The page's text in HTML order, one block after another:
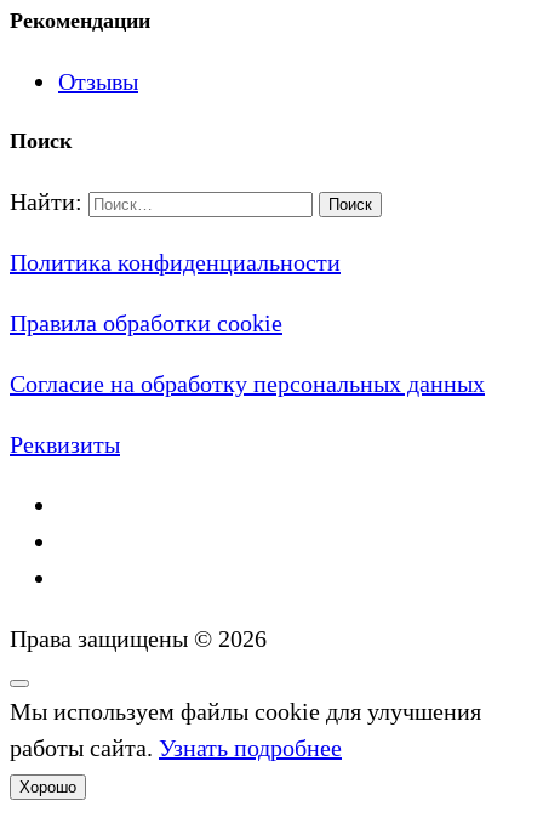
Рекомендации
Отзывы
Поиск
Найти:
Политика конфиденциальности
Правила обработки cookie
Согласие на обработку персональных данных
Реквизиты
Права защищены © 2026
Мы используем файлы cookie для улучшения
работы сайта. Узнать подробнее
Хорошо